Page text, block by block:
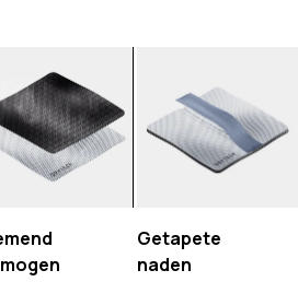
Getapete
naden